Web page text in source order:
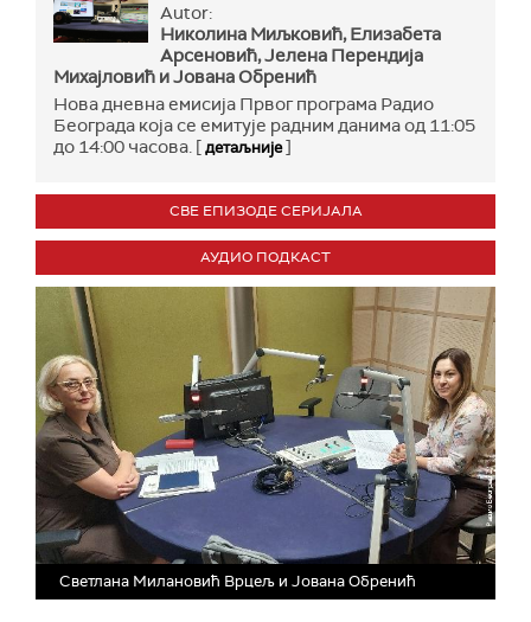
Autor:
Николина Миљковић, Елизабета
Арсеновић, Јелена Перендија
Михајловић и Јована Обренић
Нова дневна емисија Првог програма Радио
Београда која се емитује радним данима од 11:05
до 14:00 часова. [детаљније]
СВЕ ЕПИЗОДЕ СЕРИЈАЛА
АУДИО ПОДКАСТ
Светлана Милановић Врцељ и Јована Обренић